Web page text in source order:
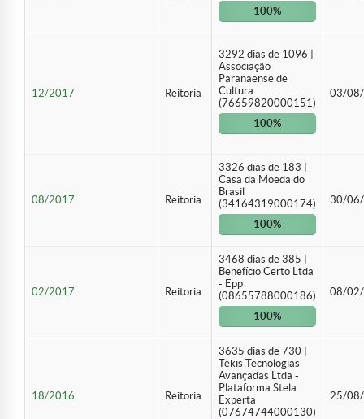
100%
12/2017 Reitoria
3292 dias de 1096 |
Associação
Paranaense de
Cultura
(76659820000151)
100%
03/
08/2017 Reitoria
3326 dias de 183 |
Casa da Moeda do
Brasil
(34164319000174)
100%
30/
02/2017 Reitoria
3468 dias de 385 |
Benefício Certo Ltda
- Epp
(08655788000186)
100%
08/
18/2016 Reitoria
3635 dias de 730 |
Tekis Tecnologias
Avançadas Ltda -
Plataforma Stela
Experta
(07674744000130)
25/